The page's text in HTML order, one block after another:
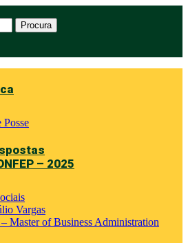
Procura
– 2025
Vargas
Master of Business Administration